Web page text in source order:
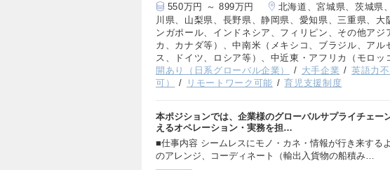
550万円 ～ 899万円
北海道、宮城県、茨城県
川県、山梨県、長野県、静岡県、愛知県、三重県、
ンガポール、インドネシア、フィリピン、その他ア
カ、カナダ等）、中南米（メキシコ、ブラジル、ア
ス、ドイツ、ロシア等）、中近東・アフリカ（モロッ
開あり（日系グローバル企業）
大手企業 英語力
可）
リモートワーク可能 育児支援制度
本ポジションでは、企業様のグローバルサプライチェー
えるオペレーション・実務を担…
■仕事内容 シームレスにモノ・カネ・情報が行き来する
のアレンジ、コーディネート（輸出入貨物の船積み…